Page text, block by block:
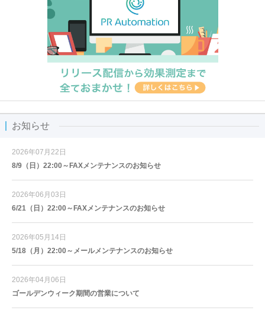
お知らせ
2026年07月22日
8/9（日）22:00～FAXメンテナンスのお知らせ
2026年06月03日
6/21（日）22:00～FAXメンテナンスのお知らせ
2026年05月14日
5/18（月）22:00～メールメンテナンスのお知らせ
2026年04月06日
ゴールデンウィーク期間の営業について